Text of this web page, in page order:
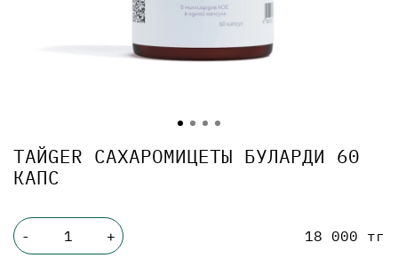
ТАЙGER САХАРОМИЦЕТЫ БУЛАРДИ 60
КАПС
- + 18 000 тг